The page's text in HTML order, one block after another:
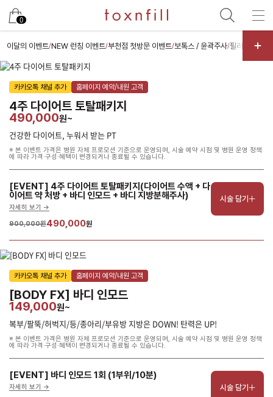
0
이달의 이벤트/NEW 런칭 이벤트/부천점 첫방문 이벤트/보톡스 / 윤곽주사/필러 / 실리프
카카오톡 채널 추가 홈페이지 예약/내원 고객
4주 다이어트 토탈패키지
490,000원~
건강한 다이어트, 누워서 받는 PT
※ 본 이벤트 가격은 병원 자체 프로모션 기준으로 운영되며, 시술 예약 시점 및 병원 운영 정책
에 따라 가격·구성·혜택이 변경되거나 종료될 수 있습니다.
[EVENT] 4주 다이어트 토탈패키지(다이어트 수액 + 다
이어트 약 처방 + 바디 인모드 + 바디 지방분해주사)
자세히 보기 ->
900,000원490,000원
시술 담기
카카오톡 채널 추가 홈페이지 예약/내원 고객
[BODY FX] 바디 인모드
149,000원~
복부/팔뚝/허벅지/등/종아리/부유방 지방은 DOWN! 탄력은 UP!
※ 본 이벤트 가격은 병원 자체 프로모션 기준으로 운영되며, 시술 예약 시점 및 병원 운영 정책
에 따라 가격·구성·혜택이 변경되거나 종료될 수 있습니다.
[EVENT] 바디 인모드 1회 (1부위/10분)
자세히 보기 -> 시술 담기
남은 시술/관리권 예약
남은 시술/관리권 종류 선택
리프팅
색소
스킨부스터
스킨케어
여드름/모공
제모
체형
프로그램
기타